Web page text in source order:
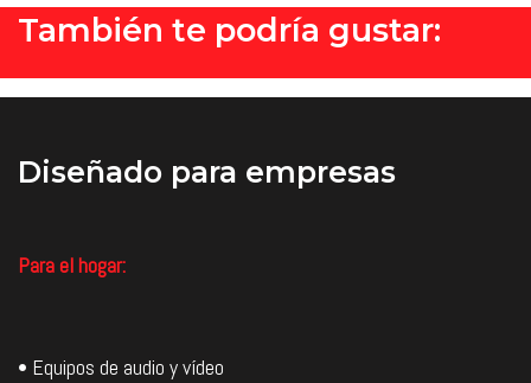
También te podría gustar:
Diseñado para empresas
Para el hogar:
• Equipos de audio y vídeo